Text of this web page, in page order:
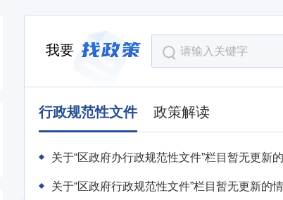
我要
行政规范性文件 政策解读
关于“区政府办行政规范性文件”栏目暂无更新
关于“区政府行政规范性文件”栏目暂无更新的